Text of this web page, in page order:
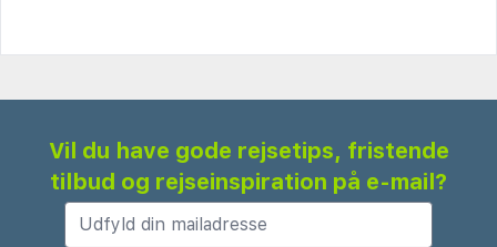
Vil du have gode rejsetips, fristende
tilbud og rejseinspiration på e-mail?